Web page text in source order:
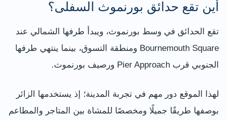
أين تقع حدائق بورنموث السفلى؟
تقع الحدائق في وسط بورنموث، ويبدأ طرفها الشمالي عند
Bournemouth Square ومنطقة التسوق، بينما ينتهي طرفها
الجنوبي قرب Pier Approach ورصيف بورنموث.
لهذا الموقع دور مهم في تجربة المدينة؛ إذ يستخدمها الزائر
بوصفها طريقًا جميلًا ومخصصًا للمشاة بين المتاجر والمطاعم